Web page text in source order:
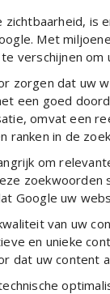
zichtbaarheid, is
Met
te verschijnen
zorgen dat uw
een goed
omvat een
ranken in de
om
Google uw
van uw
en unieke
dat uw content